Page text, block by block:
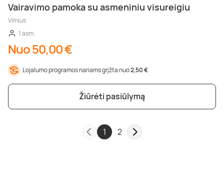
Vairavimo pamoka su asmeniniu visureigiu
Vilnius
1 asm.
Nuo 50,00 €
Lojalumo programos nariams grįžta nuo2,50 €
Žiūrėti pasiūlymą
1 2